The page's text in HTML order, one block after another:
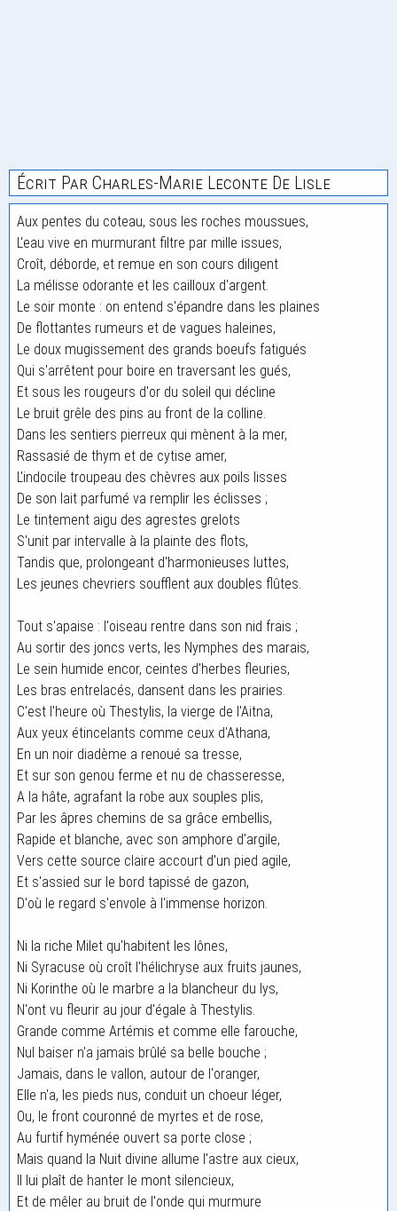
Écrit Par Charles-Marie Leconte De Lisle
Aux pentes du coteau, sous les roches moussues,
L'eau vive en murmurant filtre par mille issues,
Croît, déborde, et remue en son cours diligent
La mélisse odorante et les cailloux d'argent.
Le soir monte : on entend s'épandre dans les plaines
De flottantes rumeurs et de vagues haleines,
Le doux mugissement des grands boeufs fatigués
Qui s'arrêtent pour boire en traversant les gués,
Et sous les rougeurs d'or du soleil qui décline
Le bruit grêle des pins au front de la colline.
Dans les sentiers pierreux qui mènent à la mer,
Rassasié de thym et de cytise amer,
L'indocile troupeau des chèvres aux poils lisses
De son lait parfumé va remplir les éclisses ;
Le tintement aigu des agrestes grelots
S'unit par intervalle à la plainte des flots,
Tandis que, prolongeant d'harmonieuses luttes,
Les jeunes chevriers soufflent aux doubles flûtes.
Tout s'apaise : l'oiseau rentre dans son nid frais ;
Au sortir des joncs verts, les Nymphes des marais,
Le sein humide encor, ceintes d'herbes fleuries,
Les bras entrelacés, dansent dans les prairies.
C'est l'heure où Thestylis, la vierge de l'Aitna,
Aux yeux étincelants comme ceux d'Athana,
En un noir diadème a renoué sa tresse,
Et sur son genou ferme et nu de chasseresse,
A la hâte, agrafant la robe aux souples plis,
Par les âpres chemins de sa grâce embellis,
Rapide et blanche, avec son amphore d'argile,
Vers cette source claire accourt d'un pied agile,
Et s'assied sur le bord tapissé de gazon,
D'où le regard s'envole à l'immense horizon.
Ni la riche Milet qu'habitent les Iônes,
Ni Syracuse où croît l'hélichryse aux fruits jaunes,
Ni Korinthe où le marbre a la blancheur du lys,
N'ont vu fleurir au jour d'égale à Thestylis.
Grande comme Artémis et comme elle farouche,
Nul baiser n'a jamais brûlé sa belle bouche ;
Jamais, dans le vallon, autour de l'oranger,
Elle n'a, les pieds nus, conduit un choeur léger,
Ou, le front couronné de myrtes et de rose,
Au furtif hyménée ouvert sa porte close ;
Mais quand la Nuit divine allume l'astre aux cieux,
Il lui plaît de hanter le mont silencieux,
Et de mêler au bruit de l'onde qui murmure